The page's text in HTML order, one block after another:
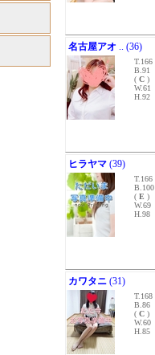
名古屋アオ .. (36)
T.166
B.91
( C )
W.61
H.92
ヒラヤマ (39)
T.166
B.100
( E )
W.69
H.98
カワタニ (31)
T.168
B.86
( C )
W.60
H.85